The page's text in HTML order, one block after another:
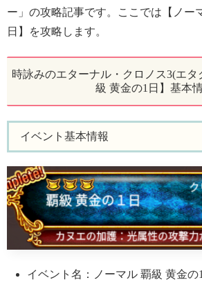
ー」の攻略記事です。ここでは【ノー
日】を攻略します。
時詠みのエターナル・クロノス3(エタ
級 黄金の1日】基本
イベント基本情報
イベント名：ノーマル 覇級 黄金の